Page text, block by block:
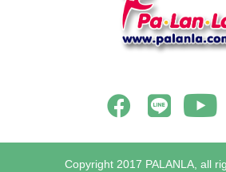
Copyright 2017 PALANLA, all